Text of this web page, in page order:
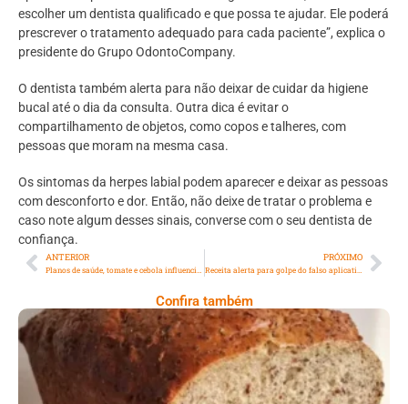
escolher um dentista qualificado e que possa te ajudar. Ele poderá
prescrever o tratamento adequado para cada paciente”, explica o
presidente do Grupo OdontoCompany.
O dentista também alerta para não deixar de cuidar da higiene
bucal até o dia da consulta. Outra dica é evitar o
compartilhamento de objetos, como copos e talheres, com
pessoas que moram na mesma casa.
Os sintomas da herpes labial podem aparecer e deixar as pessoas
com desconforto e dor. Então, não deixe de tratar o problema e
caso note algum desses sinais, converse com o seu dentista de
confiança.
ANTERIOR PRÓXIMO
Confira também
Comer Bem: Pão Low Carb